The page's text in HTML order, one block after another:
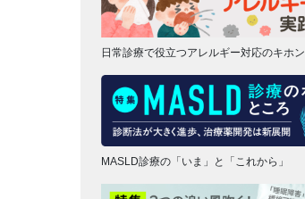
日常診療で役立つアレルギー対応のキホン
MASLD診療の「いま」と「これから」